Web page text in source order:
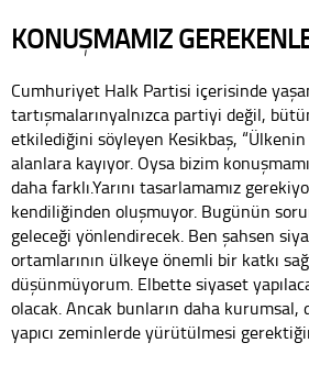
KONUŞMAMIZ
Cumhuriyet Halk Partisi içerisinde
tartışmalarınyalnızca partiyi değil,
etkilediğini söyleyen Kesikbaş,
alanlara kayıyor. Oysa bizim
daha farklı.Yarını tasarlamamız
kendiliğinden oluşmuyor. Bugünün
geleceği yönlendirecek. Ben şahsen
ortamlarının ülkeye önemli bir katkı
düşünmüyorum. Elbette siyaset
olacak. Ancak bunların daha kurumsal,
yapıcı zeminlerde yürütülmesi